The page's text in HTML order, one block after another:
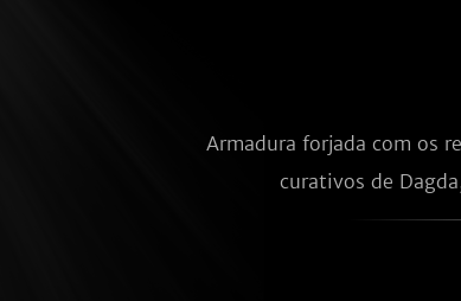
Armadura forjada com os
curativos de